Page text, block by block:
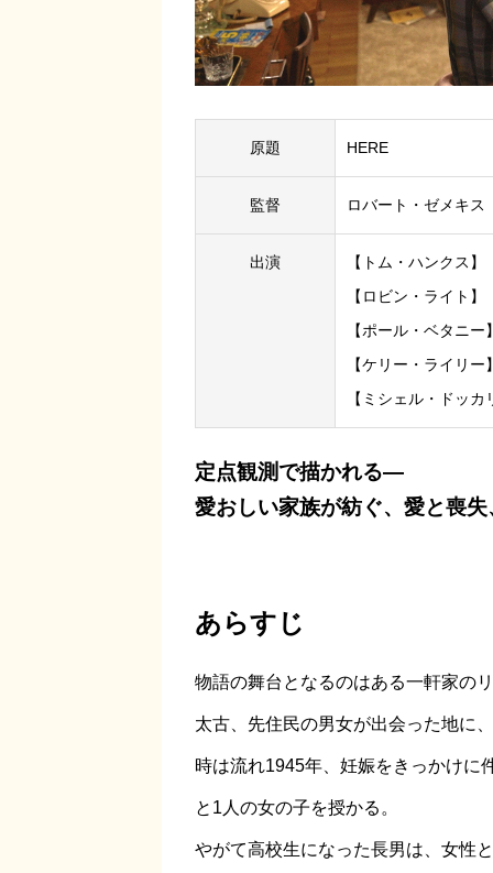
原題 HERE
監督 ロバート・ゼメキス
出演
【トム・ハンクス】
【ロビン・ライト】
【ポール・ベタニー
【ケリー・ライリー
【ミシェル・ドッカ
定点観測で描かれる―
愛おしい家族が紡ぐ、愛と喪
あらすじ
物語の舞台となるのはある一軒家の
太古、先住民の男女が出会った地に
時は流れ1945年、妊娠をきっかけに
と1人の女の子を授かる。
やがて高校生になった長男は、女性